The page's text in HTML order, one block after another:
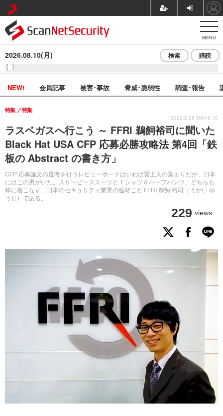
MENU
2026.08.10(月) 検索 購読
NEW! 会員記事 被害･事故 脅威･脆弱性 調査･報告
ラスベガスへ行こう ～ FFRI 鵜飼裕司に聞いた
Black Hat USA CFP 応募必勝攻略法 第4回「鉄
板の Abstract の書き方」
CFP 応募論文の選考を行うレビューボードはいわば雲上人の集まりだが、日本
にはこの男がいた。スリーピーススーツと T シャツ＆ハーフパンツ、どちらも
粋に着こなす、日本のセキュリティ業界の逸材こと FFRI 鵜飼 裕司（うかい ゆ
うじ）である。
特集 特集
229 views
2022.2.28 Mon 8:10